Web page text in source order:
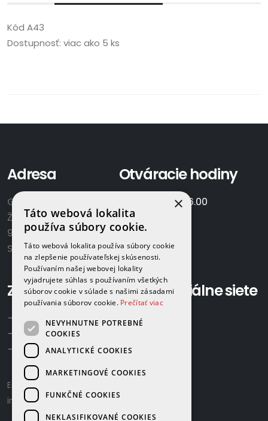
Kód A43
Dostupnosť: viac ako 5 ks
Adresa
GAMAPLYN s.r.o.
Železničná 570/8
922 02 Krakovany
Slovensko
Otváracie hodiny
7.00 - 16.00
So:
Zavolajte nám:
+421 918 524 702
+421 907 958 768
+421 948 615 083
Email us:
info@gamaplyn.sk
Sociálne siete
×
Táto webová lokalita
používa súbory cookie.
Táto webová lokalita používa súbory cookie
na zlepšenie používateľskej skúsenosti.
Používaním našej webovej lokality
vyjadrujete súhlas s používaním všetkých
súborov cookie v súlade s našimi zásadami
používania súborov cookie. Prečítať viac
NEVYHNUTNE POTREBNÉ
COOKIES
ANALYTICKÉ COOKIES
MARKETINGOVÉ COOKIES
FUNKČNÉ COOKIES
NEKLASIFIKOVANÉ COOKIES